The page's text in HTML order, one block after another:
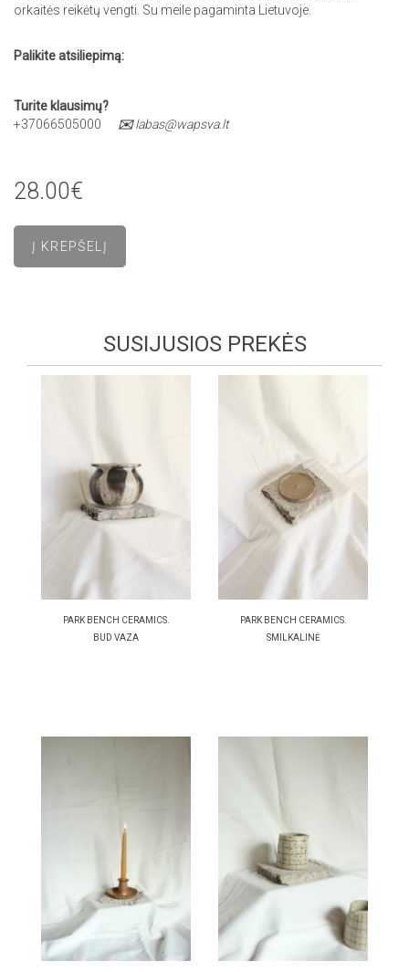
orkaitės reikėtų vengti. Su meile pagaminta Lietuvoje.
Palikite atsiliepimą:
Turite klausimų?
+37066505000
✉️labas@wapsva.lt
28.00€
SUSIJUSIOS PREKĖS
PARK BENCH CERAMICS.
BUD VAZA
PARK BENCH CERAMICS.
SMILKALINĖ